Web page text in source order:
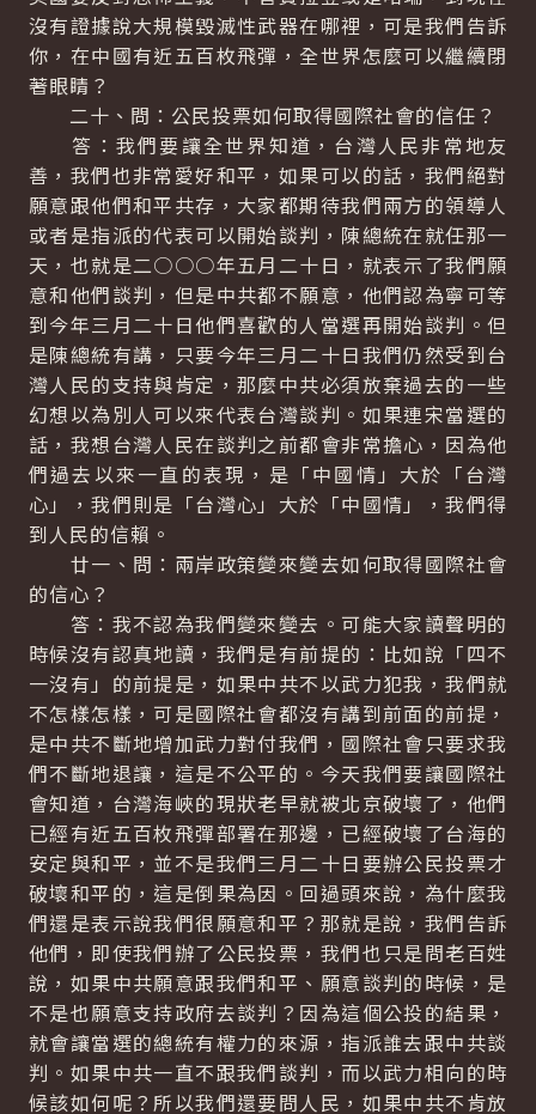
沒有證據說大規模毀滅性武器在哪裡，可是我們告訴
你，在中國有近五百枚飛彈，全世界怎麼可以繼續閉
著眼睛？
二十、問：公民投票如何取得國際社會的信任？
答：我們要讓全世界知道，台灣人民非常地友
善，我們也非常愛好和平，如果可以的話，我們絕對
願意跟他們和平共存，大家都期待我們兩方的領導人
或者是指派的代表可以開始談判，陳總統在就任那一
天，也就是二○○○年五月二十日，就表示了我們願
意和他們談判，但是中共都不願意，他們認為寧可等
到今年三月二十日他們喜歡的人當選再開始談判。但
是陳總統有講，只要今年三月二十日我們仍然受到台
灣人民的支持與肯定，那麼中共必須放棄過去的一些
幻想以為別人可以來代表台灣談判。如果連宋當選的
話，我想台灣人民在談判之前都會非常擔心，因為他
們過去以來一直的表現，是「中國情」大於「台灣
心」，我們則是「台灣心」大於「中國情」，我們得
到人民的信賴。
廿一、問：兩岸政策變來變去如何取得國際社會
的信心？
答：我不認為我們變來變去。可能大家讀聲明的
時候沒有認真地讀，我們是有前提的：比如說「四不
一沒有」的前提是，如果中共不以武力犯我，我們就
不怎樣怎樣，可是國際社會都沒有講到前面的前提，
是中共不斷地增加武力對付我們，國際社會只要求我
們不斷地退讓，這是不公平的。今天我們要讓國際社
會知道，台灣海峽的現狀老早就被北京破壞了，他們
已經有近五百枚飛彈部署在那邊，已經破壞了台海的
安定與和平，並不是我們三月二十日要辦公民投票才
破壞和平的，這是倒果為因。回過頭來說，為什麼我
們還是表示說我們很願意和平？那就是說，我們告訴
他們，即使我們辦了公民投票，我們也只是問老百姓
說，如果中共願意跟我們和平、願意談判的時候，是
不是也願意支持政府去談判？因為這個公投的結果，
就會讓當選的總統有權力的來源，指派誰去跟中共談
判。如果中共一直不跟我們談判，而以武力相向的時
候該如何呢？所以我們還要問人民，如果中共不肯放